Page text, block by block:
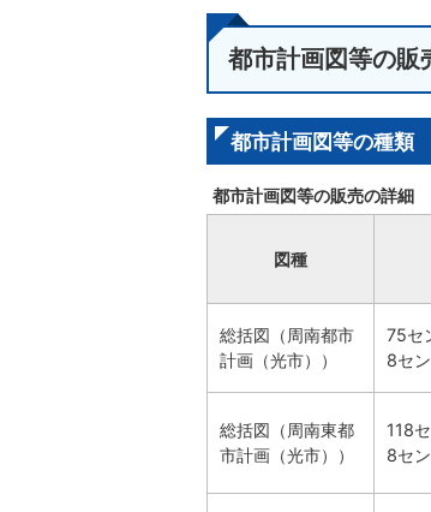
都市計画図等の販
都市計画図等の種類
都市計画図等の販売の詳細
図種
総括図（周南都市
計画（光市））
75セ
8セ
総括図（周南東都
市計画（光市））
118
8セ